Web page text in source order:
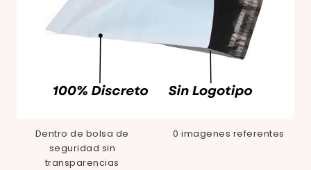
Dentro de bolsa de
seguridad sin
transparencias
0 imagenes referentes